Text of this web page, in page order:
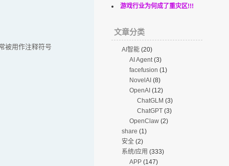
被用作注释符号
游戏行业为何成了重灾区!!!
文章分类
AI智能(20)
AI Agent(3)
facefusion (1)
NovelAI(8)
OpenAI(12)
ChatGLM (3)
ChatGPT(3)
OpenClaw(2)
share (1)
安全(2)
系统/应用 (333)
APP(147)